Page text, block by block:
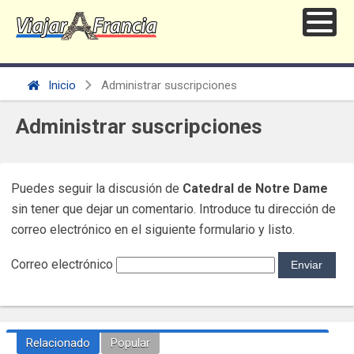
Inicio Administrar suscripciones
Administrar suscripciones
Puedes seguir la discusión de Catedral de Notre Dame
sin tener que dejar un comentario. Introduce tu dirección de
correo electrónico en el siguiente formulario y listo.
Correo electrónico
Relacionado Popular